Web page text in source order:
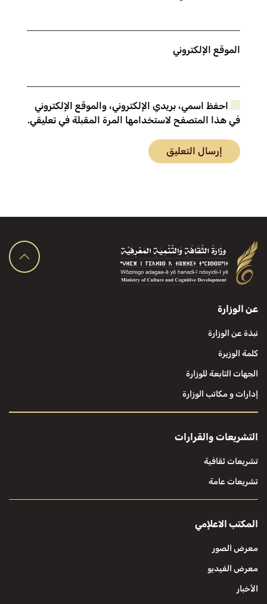
الموقع الإلكتروني
احفظ اسمي، بريدي الإلكتروني، والموقع الإلكتروني
في هذا المتصفح لاستخدامها المرة المقبلة في تعليقي.
إرسال التعليق
عن الوزارة
نبذة عن الوزارة
كلمة الوزيرة
الجهات التابعة للوزارة
إدارات و مكاتب الوزارة
التشريعات والقرارات
تشريعات ثقافية
تشريعات عامة
المكتب الاعلإمي
معرض الصور
معرض الفيديو
الأخبار